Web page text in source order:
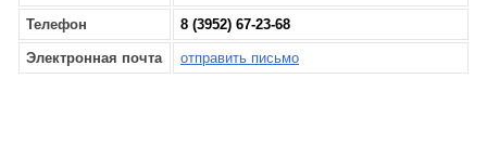
Телефон 8 (3952) 67-23-68
Электронная почта отправить письмо